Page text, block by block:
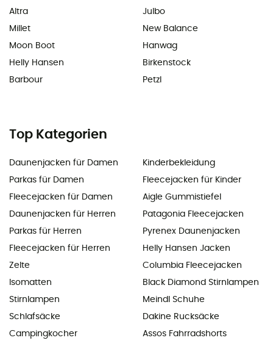
Altra
Millet
Moon Boot
Helly Hansen
Barbour
Julbo
New Balance
Hanwag
Birkenstock
Petzl
Top Kategorien
Daunenjacken für Damen
Parkas für Damen
Fleecejacken für Damen
Daunenjacken für Herren
Parkas für Herren
Fleecejacken für Herren
Zelte
Isomatten
Stirnlampen
Schlafsäcke
Campingkocher
Kinderbekleidung
Fleecejacken für Kinder
Aigle Gummistiefel
Patagonia Fleecejacken
Pyrenex Daunenjacken
Helly Hansen Jacken
Columbia Fleecejacken
Black Diamond Stirnlampen
Meindl Schuhe
Dakine Rucksäcke
Assos Fahrradshorts